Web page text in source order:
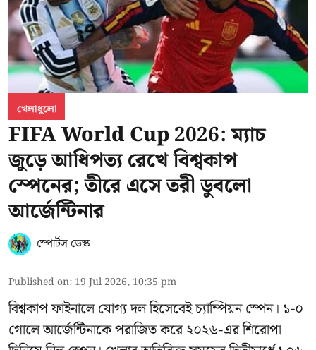
খেলাধুলো
FIFA World Cup 2026: ম্যাচ
জুড়ে আধিপত্য রেখে বিশ্বকাপ
স্পেনের; তীরে এসে তরী ডুবলো
আর্জেন্টিনার
স্পোর্টস ডেস্ক
Published on: 19 Jul 2026, 10:35 pm
বিশ্বকাপ ফাইনালে যোগ্য দল হিসেবেই চ্যাম্পিয়ন স্পেন। ১-০
গোলে আর্জেন্টিনাকে পরাজিত করে ২০২৬-এর শিরোপা